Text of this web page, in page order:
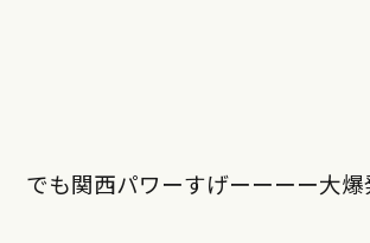
でも関西パワーすげーーーー大爆